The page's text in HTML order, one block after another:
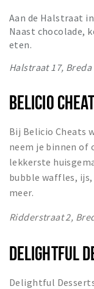
Aan de Halstraat
Naast chocolade,
eten.
Halstraat 17, Breda
BELICIO
Bij Belicio Cheats
neem je binnen of
lekkerste
bubble waffles, ijs,
meer.
Ridderstraat 2,
DELIGHTFUL
Delightful